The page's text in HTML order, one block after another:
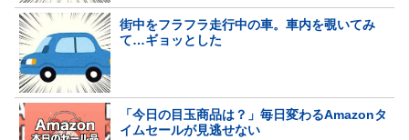
街中をフラフラ走行中の車。車内を覗いてみ
て…ギョッとした
「今日の目玉商品は？」毎日変わるAmazonタ
イムセールが見逃せない